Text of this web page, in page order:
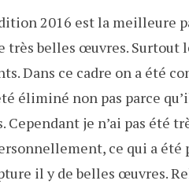
2016 est la meilleure
très belles œuvres.
Dans ce cadre on a été
éliminé non pas parce
je n’ai pas été
ce qui a été
il y de belles œuvres.